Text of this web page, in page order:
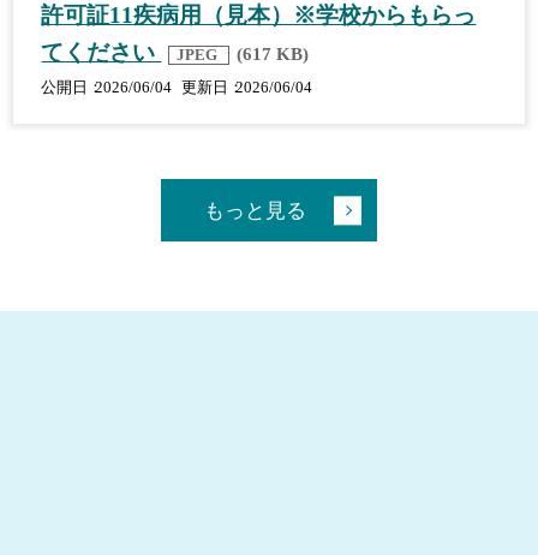
許可証11疾病用（見本）※学校からもらっ
てください
JPEG (617 KB)
公開日 2026/06/04 更新日 2026/06/04
もっと見る